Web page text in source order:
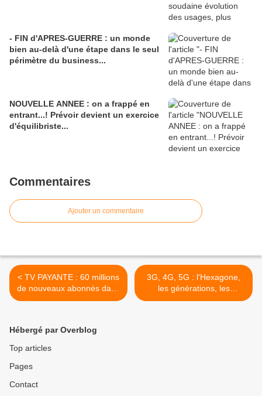
- FIN d'APRES-GUERRE : un monde
bien au-delà d'une étape dans le seul
périmètre du business...
NOUVELLE ANNEE : on a frappé en
entrant...! Prévoir devient un exercice
d'équilibriste...
Commentaires
Ajouter un commentaire
< TV PAYANTE : 60 millions
de nouveaux abonnés dans
le monde.
3G, 4G, 5G : l'Hexagone,
les générations, les
transitions… >
Hébergé par Overblog
Top articles
Pages
Contact